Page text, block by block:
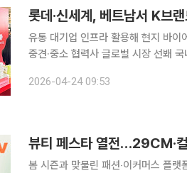
롯데·신세계, 베트남서 K브
유통 대기업 인프라 활용해 현지 바이
중견·중소 협력사 글로벌 시장 선봬 국내 대표 유통 기업인 롯데와 신세계가 베트남 현지에서 대규
지 취재를 종합하면, 롯데홈쇼핑과
2026-04-24 09:53
뷰티 페스타 열전…29CM·컬
봄 시즌과 맞물린 패션‧이커머스 플